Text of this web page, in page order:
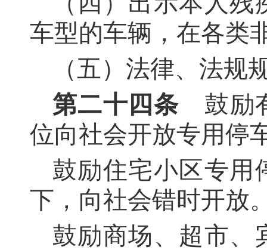
车型的车辆，在各类
（五）法律、法规
第二十四条 鼓励
位向社会开放专用停
鼓励住宅小区专用
下，向社会错时开放
鼓励商场、超市、